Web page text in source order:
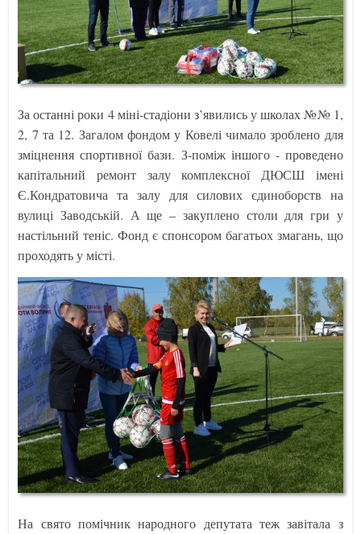
За останні роки 4 міні-стадіони з’явились у школах №№ 1,
2, 7 та 12. Загалом фондом у Ковелі чимало зроблено для
зміцнення спортивної бази. З-поміж іншого - проведено
капітальний ремонт залу комплексної ДЮСШ імені
Є.Кондратовича та залу для силових єдиноборств на
вулиці Заводській. А ще – закуплено столи для гри у
настільний теніс. Фонд є спонсором багатьох змагань, що
проходять у місті.
На свято помічник народного депутата теж завітала з